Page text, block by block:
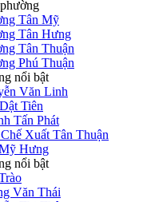
Tân Mỹ
Tân Hưng
Tân Thuận
Phú Thuận
nổi bật
Văn Linh
Tiên
Tấn Phát
Xuất Tân Thuận
Hưng
nổi bật
Văn Thái